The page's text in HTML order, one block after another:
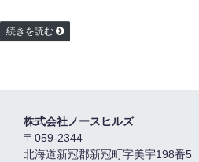
続きを読む
株式会社ノースヒルズ
〒059-2344
北海道新冠郡新冠町字美宇198番5